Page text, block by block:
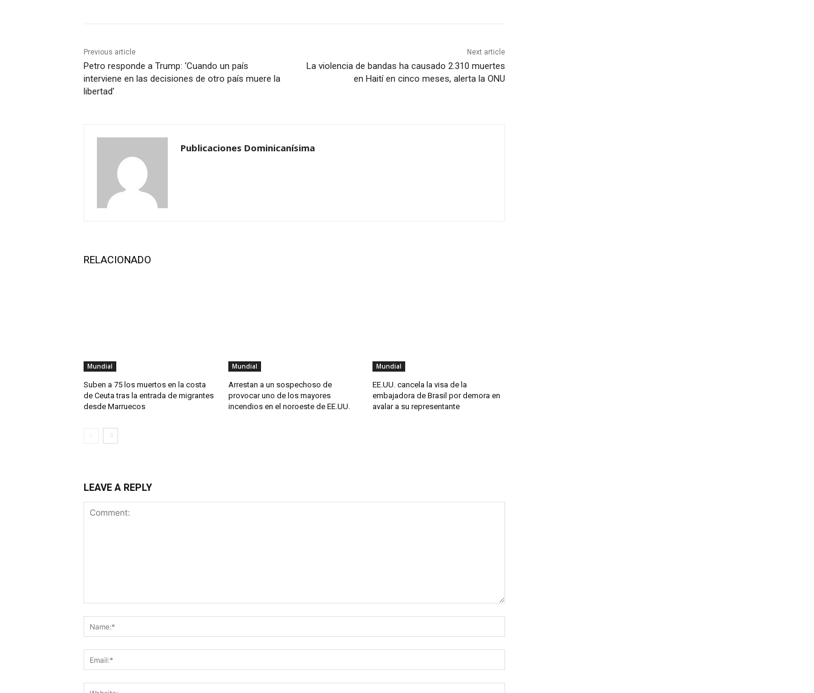
Previous article
Petro responde a Trump: ‘Cuando un país
interviene en las decisiones de otro país muere la
libertad’
Next article
La violencia de bandas ha causado 2.310 muertes
en Haití en cinco meses, alerta la ONU
Publicaciones Dominicanísima
RELACIONADO
Mundial
Suben a 75 los muertos en la costa
de Ceuta tras la entrada de migrantes
desde Marruecos
Mundial
Arrestan a un sospechoso de
provocar uno de los mayores
incendios en el noroeste de EE.UU.
Mundial
EE.UU. cancela la visa de la
embajadora de Brasil por demora en
avalar a su representante
LEAVE A REPLY